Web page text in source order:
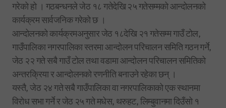
गरेको हो । गठबन्धनले जेठ १८ गतेदेखि २५ गतेसम्मको आन्दोलनको
कार्यक्रम सार्वजनिक गरेको छ ।
आन्दोलनको कार्यक्रमअनुसार जेठ १८देखि २१ गतेसम्म गाउँ टोल,
गाउँपालिका नगरपालिका स्तरमा आन्दोलन परिचालन समिति गठन गर्ने,
जेठ २२ गते सबै गाउँ टोल तथा वडामा आन्दोलन परिचालन समितिको
अन्तरक्रिया र आन्दोलनको रणनीति बनाउने रहेका छन् ।
यस्तै, जेठ २४ गते सबै गाउँपालिका वा नगरपालिकाको एक स्थानमा
विरोध सभा गर्ने र जेठ २५ गते मधेस, थरुहट, लिम्बुवानमा दिउँसो १